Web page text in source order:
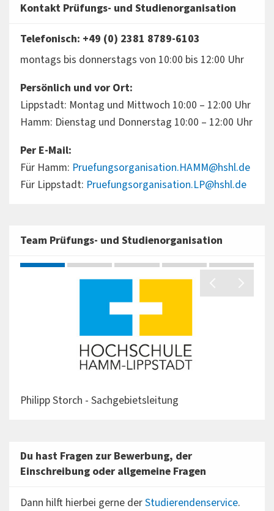
Kontakt Prüfungs- und Studienorganisation
Telefonisch: +49 (0) 2381 8789-6103
montags bis donnerstags von 10:00 bis 12:00 Uhr
Persönlich und vor Ort:
Lippstadt: Montag und Mittwoch 10:00 – 12:00 Uhr
Hamm: Dienstag und Donnerstag 10:00 – 12:00 Uhr
Per E-Mail:
Für Hamm: Pruefungsorganisation.HAMM@hshl.de
Für Lippstadt: Pruefungsorganisation.LP@hshl.de
Team Prüfungs- und Studienorganisation
Philipp Storch - Sachgebietsleitung
Du hast Fragen zur Bewerbung, der
Einschreibung oder allgemeine Fragen
Dann hilft hierbei gerne derStudierendenservice.